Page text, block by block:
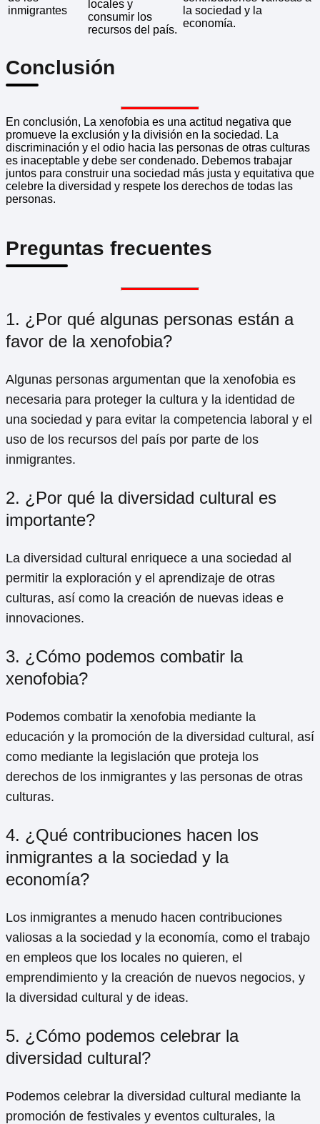
inmigrantes
locales y
consumir los
recursos del país.
la sociedad y la
economía.
Conclusión
En conclusión, La xenofobia es una actitud negativa que
promueve la exclusión y la división en la sociedad. La
discriminación y el odio hacia las personas de otras culturas
es inaceptable y debe ser condenado. Debemos trabajar
juntos para construir una sociedad más justa y equitativa que
celebre la diversidad y respete los derechos de todas las
personas.
Preguntas frecuentes
1. ¿Por qué algunas personas están a
favor de la xenofobia?
Algunas personas argumentan que la xenofobia es
necesaria para proteger la cultura y la identidad de
una sociedad y para evitar la competencia laboral y el
uso de los recursos del país por parte de los
inmigrantes.
2. ¿Por qué la diversidad cultural es
importante?
La diversidad cultural enriquece a una sociedad al
permitir la exploración y el aprendizaje de otras
culturas, así como la creación de nuevas ideas e
innovaciones.
3. ¿Cómo podemos combatir la
xenofobia?
Podemos combatir la xenofobia mediante la
educación y la promoción de la diversidad cultural, así
como mediante la legislación que proteja los
derechos de los inmigrantes y las personas de otras
culturas.
4. ¿Qué contribuciones hacen los
inmigrantes a la sociedad y la
economía?
Los inmigrantes a menudo hacen contribuciones
valiosas a la sociedad y la economía, como el trabajo
en empleos que los locales no quieren, el
emprendimiento y la creación de nuevos negocios, y
la diversidad cultural y de ideas.
5. ¿Cómo podemos celebrar la
diversidad cultural?
Podemos celebrar la diversidad cultural mediante la
promoción de festivales y eventos culturales, la